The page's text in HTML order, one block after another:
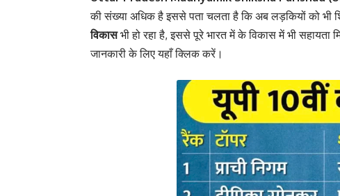
की संख्या अधिक है इससे पता चलता है कि अब लड़कियों को भी
विकासभी हो रहा है, इससे पूरे भारत में के विकास में भी सहायता
जानकारी के लिए यहाँ क्लिक करें।